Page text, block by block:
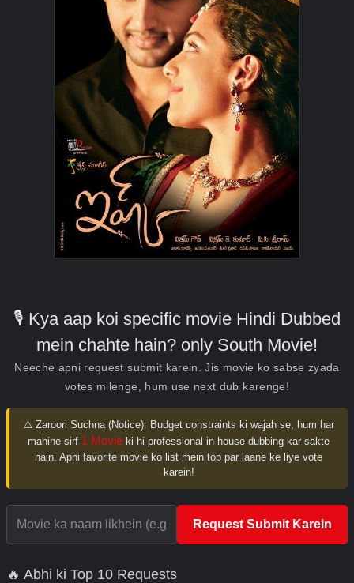
🎙️ Kya aap koi specific movie Hindi Dubbed
mein chahte hain? only South Movie!
Neeche apni request submit karein. Jis movie ko sabse zyada
votes milenge, hum use next dub karenge!
⚠️ Zaroori Suchna (Notice): Budget constraints ki wajah se, hum har
mahine sirf 1 Movie ki hi professional in-house dubbing kar sakte
hain. Apni favorite movie ko list mein top par laane ke liye vote
karein!
Request Submit Karein
🔥 Abhi ki Top 10 Requests